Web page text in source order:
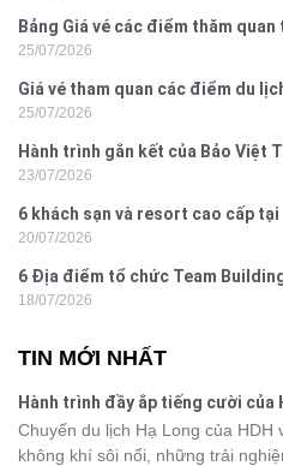
Bảng Giá vé các điểm thăm
25/07/2026
Giá vé tham quan các điểm du
25/07/2026
Hành trình gắn kết của Bảo Việt
Yên
23/07/2026
6 khách sạn và resort cao cấp
nghi
20/07/2026
6 Địa điểm tổ chức Team
18/07/2026
TIN MỚI NHẤT
Hành trình đầy ắp tiếng cười của
Chuyến du lịch Hạ Long của HDH
không khí sôi nổi, những trải